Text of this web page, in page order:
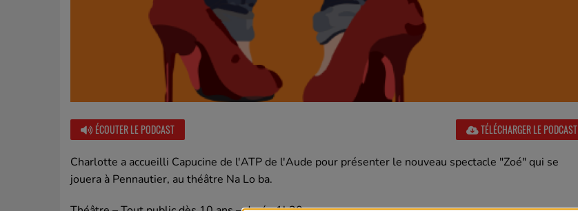
ÉCOUTER LE PODCAST TÉLÉCHARGER LE PODCAST
Charlotte a accueilli Capucine de l'ATP de l'Aude pour présenter le nouveau spectacle "Zoé" qui se
jouera à Pennautier, au théâtre Na Lo ba.